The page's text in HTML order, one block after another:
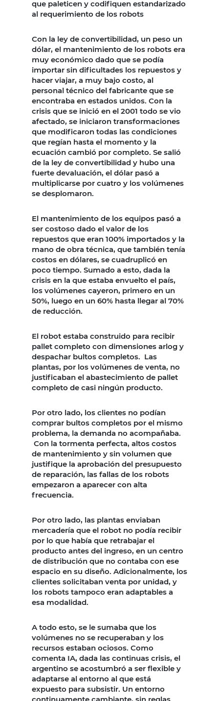
que paleticen y codifiquen estandarizado
al requerimiento de los robots
Con la ley de convertibilidad, un peso un
dólar, el mantenimiento de los robots era
muy económico dado que se podía
importar sin dificultades los repuestos y
hacer viajar, a muy bajo costo, al
personal técnico del fabricante que se
encontraba en estados unidos. Con la
crisis que se inició en el 2001 todo se vio
afectado, se iniciaron transformaciones
que modificaron todas las condiciones
que regían hasta el momento y la
ecuación cambió por completo. Se salió
de la ley de convertibilidad y hubo una
fuerte devaluación, el dólar pasó a
multiplicarse por cuatro y los volúmenes
se desplomaron.
El mantenimiento de los equipos pasó a
ser costoso dado el valor de los
repuestos que eran 100% importados y la
mano de obra técnica, que también tenía
costos en dólares, se cuadruplicó en
poco tiempo. Sumado a esto, dada la
crisis en la que estaba envuelto el país,
los volúmenes cayeron, primero en un
50%, luego en un 60% hasta llegar al 70%
de reducción.
El robot estaba construido para recibir
pallet completo con dimensiones arlog y
despachar bultos completos. Las
plantas, por los volúmenes de venta, no
justificaban el abastecimiento de pallet
completo de casi ningún producto.
Por otro lado, los clientes no podían
comprar bultos completos por el mismo
problema, la demanda no acompañaba.
Con la tormenta perfecta, altos costos
de mantenimiento y sin volumen que
justifique la aprobación del presupuesto
de reparación, las fallas de los robots
empezaron a aparecer con alta
frecuencia.
Por otro lado, las plantas enviaban
mercadería que el robot no podía recibir
por lo que había que retrabajar el
producto antes del ingreso, en un centro
de distribución que no contaba con ese
espacio en su diseño. Adicionalmente, los
clientes solicitaban venta por unidad, y
los robots tampoco eran adaptables a
esa modalidad.
A todo esto, se le sumaba que los
volúmenes no se recuperaban y los
recursos estaban ociosos. Como
comenta IA, dada las continuas crisis, el
argentino se acostumbró a ser flexible y
adaptarse al entorno al que está
expuesto para subsistir. Un entorno